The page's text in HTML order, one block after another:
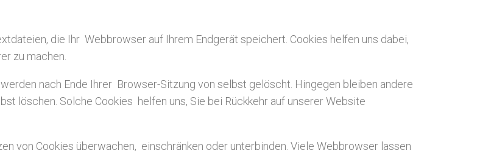
die Ihr Webbrowser auf Ihrem Endgerät speichert. Cookies helfen uns dabei,
zu machen.
nach Ende Ihrer Browser-Sitzung von selbst gelöscht. Hingegen bleiben andere
löschen. Solche Cookies helfen uns, Sie bei Rückkehr auf unserer Website
von Cookies überwachen, einschränken oder unterbinden. Viele Webbrowser lassen